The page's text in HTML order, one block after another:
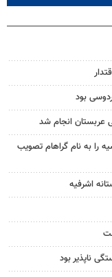
بود
عربستان انجام شد
را به نام گراهام تصویب
اشرفیه
ناپذیر بود